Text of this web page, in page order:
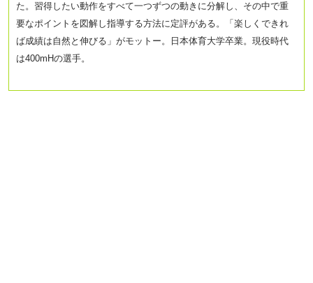
た。習得したい動作をすべて一つずつの動きに分解し、その中で重
要なポイントを図解し指導する方法に定評がある。「楽しくできれ
ば成績は自然と伸びる」がモットー。
日本体育大学卒業。現役時代
は400mHの選手。